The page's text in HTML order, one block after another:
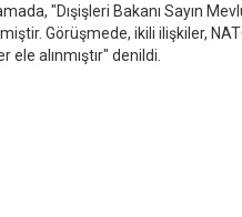
"Dışişleri Bakanı Sayın
Görüşmede, ikili ilişkiler,
alınmıştır" denildi.